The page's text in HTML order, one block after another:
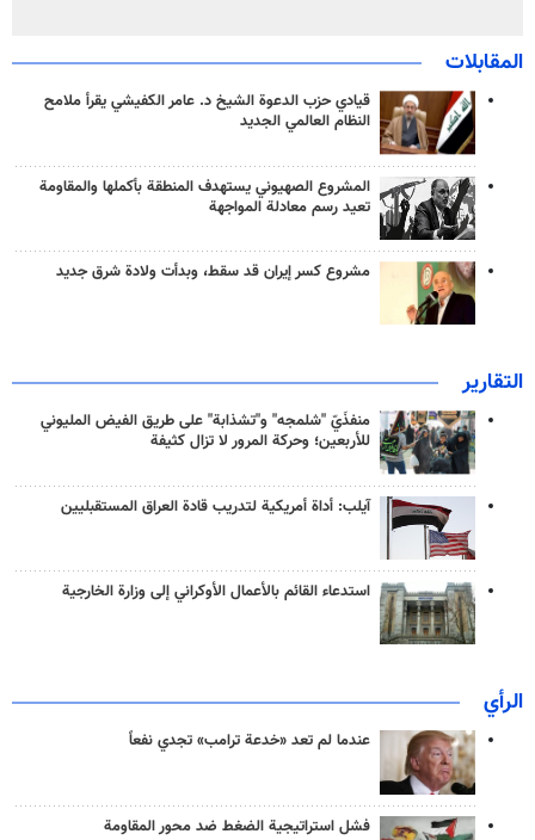
المقابلات
قيادي حزب الدعوة الشيخ د. عامر الكفيشي يقرأ ملامح
النظام العالمي الجديد
المشروع الصهيوني يستهدف المنطقة بأكملها والمقاومة
تعيد رسم معادلة المواجهة
مشروع كسر إيران قد سقط، وبدأت ولادة شرق جديد
التقارير
منفذَيّ "شلمجه" و"تشذابة" على طريق الفيض المليوني
للأربعين؛ وحركة المرور لا تزال كثيفة
آيلب: أداة أمريكية لتدريب قادة العراق المستقبليين
استدعاء القائم بالأعمال الأوكراني إلى وزارة الخارجية
الرأي
عندما لم تعد «خدعة ترامب» تجدي نفعاً
فشل استراتيجية الضغط ضد محور المقاومة